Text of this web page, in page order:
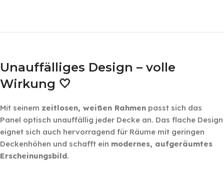
Unauffälliges Design – volle
Wirkung 🤍
Mit seinem zeitlosen, weißen Rahmen passt sich das
Panel optisch unauffällig jeder Decke an. Das flache Design
eignet sich auch hervorragend für Räume mit geringen
Deckenhöhen und schafft ein modernes, aufgeräumtes
Erscheinungsbild.